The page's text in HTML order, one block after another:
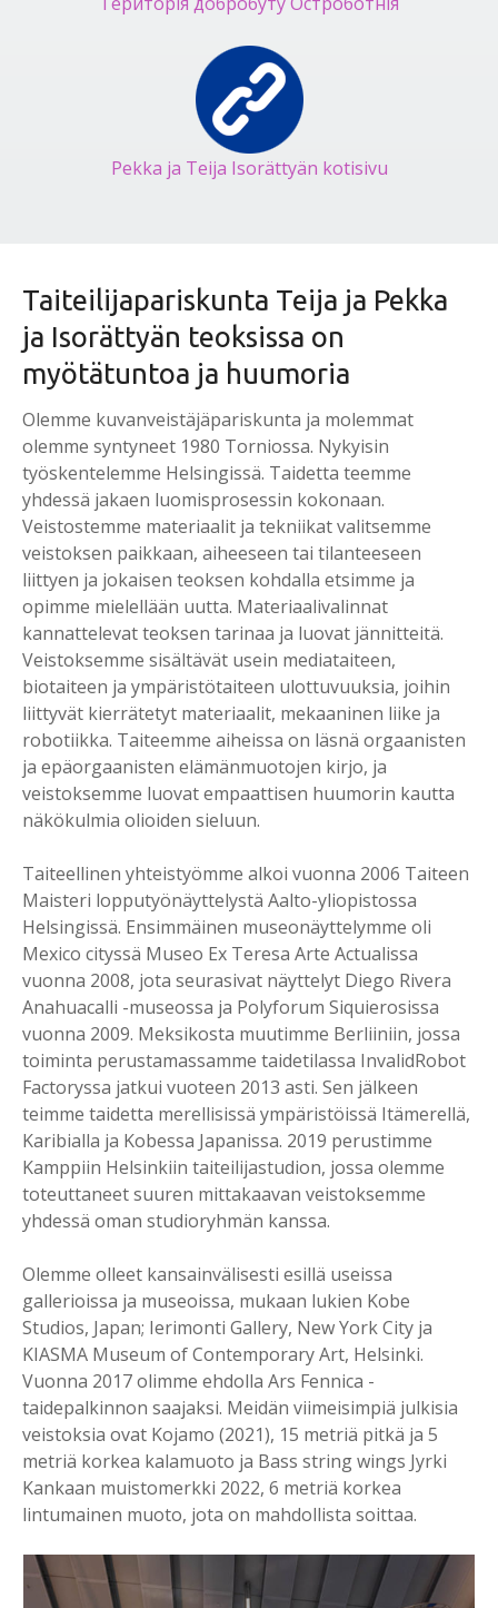
Pekka ja Teija Isorättyän kotisivu
Taiteilijapariskunta Teija ja Pekka
ja Isorättyän teoksissa on
myötätuntoa ja huumoria
Olemme kuvanveistäjäpariskunta ja molemmat
olemme syntyneet 1980 Torniossa. Nykyisin
työskentelemme Helsingissä. Taidetta teemme
yhdessä jakaen luomisprosessin kokonaan.
Veistostemme materiaalit ja tekniikat valitsemme
veistoksen paikkaan, aiheeseen tai tilanteeseen
liittyen ja jokaisen teoksen kohdalla etsimme ja
opimme mielellään uutta. Materiaalivalinnat
kannattelevat teoksen tarinaa ja luovat jännitteitä.
Veistoksemme sisältävät usein mediataiteen,
biotaiteen ja ympäristötaiteen ulottuvuuksia, joihin
liittyvät kierrätetyt materiaalit, mekaaninen liike ja
robotiikka. Taiteemme aiheissa on läsnä orgaanisten
ja epäorgaanisten elämänmuotojen kirjo, ja
veistoksemme luovat empaattisen huumorin kautta
näkökulmia olioiden sieluun.
Taiteellinen yhteistyömme alkoi vuonna 2006 Taiteen
Maisteri lopputyönäyttelystä Aalto-yliopistossa
Helsingissä. Ensimmäinen museonäyttelymme oli
Mexico cityssä Museo Ex Teresa Arte Actualissa
vuonna 2008, jota seurasivat näyttelyt Diego Rivera
Anahuacalli -museossa ja Polyforum Siquierosissa
vuonna 2009. Meksikosta muutimme Berliiniin, jossa
toiminta perustamassamme taidetilassa InvalidRobot
Factoryssa jatkui vuoteen 2013 asti. Sen jälkeen
teimme taidetta merellisissä ympäristöissä Itämerellä,
Karibialla ja Kobessa Japanissa. 2019 perustimme
Kamppiin Helsinkiin taiteilijastudion, jossa olemme
toteuttaneet suuren mittakaavan veistoksemme
yhdessä oman studioryhmän kanssa.
Olemme olleet kansainvälisesti esillä useissa
gallerioissa ja museoissa, mukaan lukien Kobe
Studios, Japan; Ierimonti Gallery, New York City ja
KIASMA Museum of Contemporary Art, Helsinki.
Vuonna 2017 olimme ehdolla Ars Fennica -
taidepalkinnon saajaksi. Meidän viimeisimpiä julkisia
veistoksia ovat Kojamo (2021), 15 metriä pitkä ja 5
metriä korkea kalamuoto ja Bass string wings Jyrki
Kankaan muistomerkki 2022, 6 metriä korkea
lintumainen muoto, jota on mahdollista soittaa.